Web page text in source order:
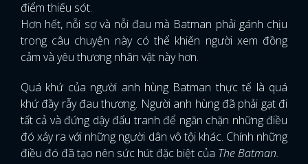
điểm thiếu sót.
Hơn hết, nỗi sợ và nỗi đau mà Batman phải gánh chịu
trong câu chuyện này có thể khiến người xem đồng
cảm và yêu thương nhân vật này hơn.
Quá khứ của người anh hùng Batman thực tế là quá
khứ đầy rẫy đau thương. Người anh hùng đã phải gạt đi
tất cả và đứng dậy đấu tranh để ngăn chặn những điều
đó xảy ra với những người dân vô tội khác. Chính những
điều đó đã tạo nên sức hút đặc biệt của The Batman.